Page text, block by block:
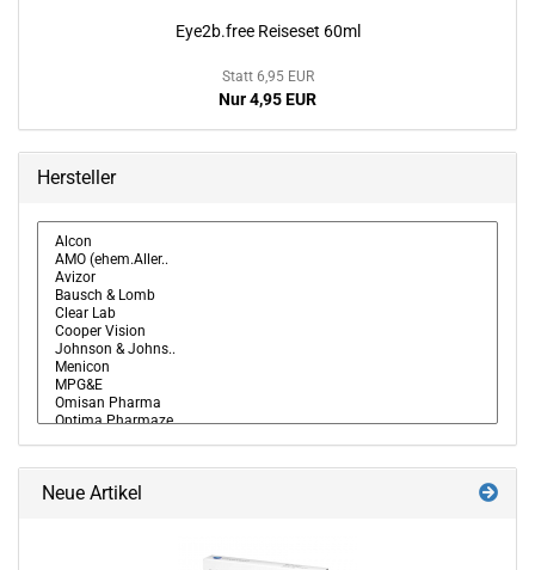
Eye2b.free Reiseset 60ml
Statt 6,95 EUR
Nur 4,95 EUR
Hersteller
Neue Artikel